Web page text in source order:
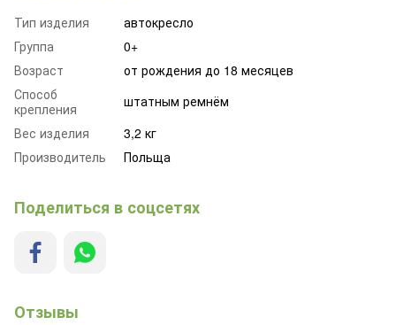
Тип изделия
автокресло
Группа
0+
Возраст
от рождения до 18 месяцев
Способ
крепления
штатным ремнём
Вес изделия
3,2 кг
Производитель
Польща
Поделиться в соцсетях
Отзывы